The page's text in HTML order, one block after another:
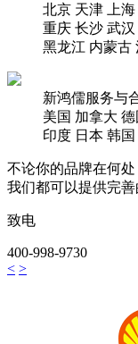
北京 天津 上海
重庆 长沙 武汉
黑龙江 内蒙古
新鸿儒服务与
美国 加拿大 德
印度 日本 韩国
不论你的品牌在何处
我们都可以提供完
致电
400-998-9730
< >